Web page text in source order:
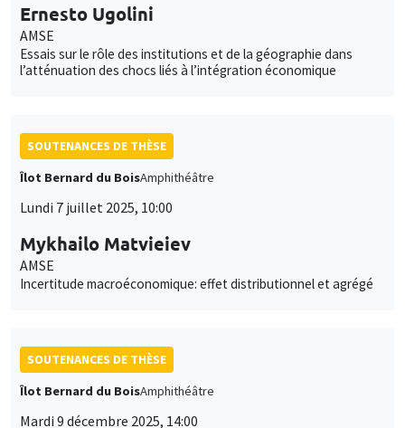
Ernesto Ugolini
AMSE
Essais sur le rôle des institutions et de la géographie dans
l’atténuation des chocs liés à l’intégration économique
SOUTENANCES DE THÈSE
Îlot Bernard du BoisAmphithéâtre
Lundi 7 juillet 2025, 10:00
Mykhailo Matvieiev
AMSE
Incertitude macroéconomique: effet distributionnel et agrégé
SOUTENANCES DE THÈSE
Îlot Bernard du BoisAmphithéâtre
Mardi 9 décembre 2025, 14:00